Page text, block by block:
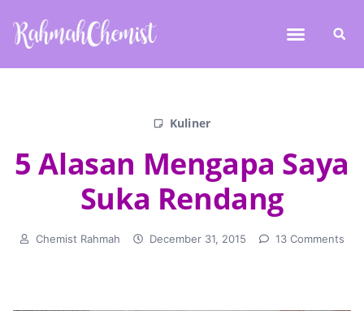
Kuliner
5 Alasan Mengapa Saya
Suka Rendang
Chemist Rahmah December 31, 2015 13 Comments